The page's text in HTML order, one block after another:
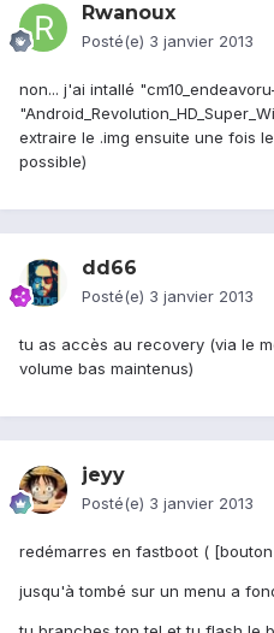
Rwanoux
Posté(e) 3 janvier 2013
non... j'ai intallé
extraire le .img ensuite une fois
possible)
dd66
Posté(e) 3 janvier 2013
tu as accès au recovery (via le
volume bas maintenus)
jeyy
Posté(e) 3 janvier 2013
redémarres en fastboot (
jusqu'à tombé sur un menu a